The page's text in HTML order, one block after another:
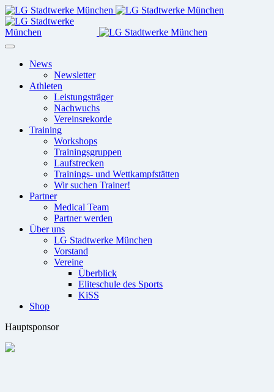
News
Newsletter
Athleten
Leistungsträger
Nachwuchs
Vereinsrekorde
Training
Workshops
Trainingsgruppen
Laufstrecken
Trainings- und Wettkampfstätten
Wir suchen Trainer!
Partner
Medical Team
Partner werden
Über uns
LG Stadtwerke München
Vorstand
Vereine
Überblick
Eliteschule des Sports
KiSS
Shop
Hauptsponsor